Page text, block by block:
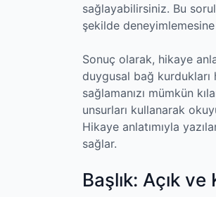
sağlayabilirsiniz. Bu
şekilde deneyimlemesine
Sonuç olarak, hikaye
duygusal bağ kurdukları
sağlamanızı mümkün
unsurları kullanarak
Hikaye anlatımıyla
sağlar.
Başlık: Açık